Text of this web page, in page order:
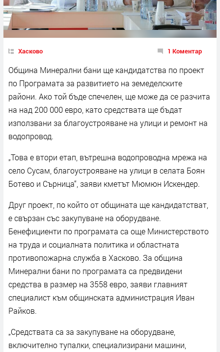
Хасково 1 Коментар
Община Минерални бани ще кандидатства по проект
по Програмата за развитието на земеделските
райони. Ако той бъде спечелен, ще може да се разчита
на над 200 000 евро, като средствата ще бъдат
използвани за благоустрояване на улици и ремонт на
водопровод.
„Това е втори етап, вътрешна водопроводна мрежа на
село Сусам, благоустрояване на улици в селата Боян
Ботево и Сърница“, заяви кметът Мюмюн Искендер.
Друг проект, по който от общината ще кандидатстват,
е свързан със закупуване на оборудване.
Бенефициенти по програмата са още Министерството
на труда и социалната политика и областната
противопожарна служба в Хасково. За община
Минерални бани по програмата са предвидени
средства в размер на 3558 евро, заяви главният
специалист към общинската администрация Иван
Райков.
„Средствата са за закупуване на оборудване,
включително тупалки, специализирани машини,